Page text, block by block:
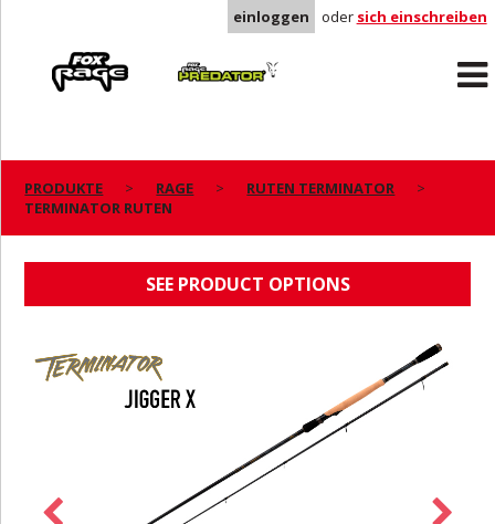
einloggen oder sich einschreiben
Predator
PRODUKTE RAGE
RUTEN TERMINATOR
TERMINATOR RUTEN
SEE PRODUCT OPTIONS